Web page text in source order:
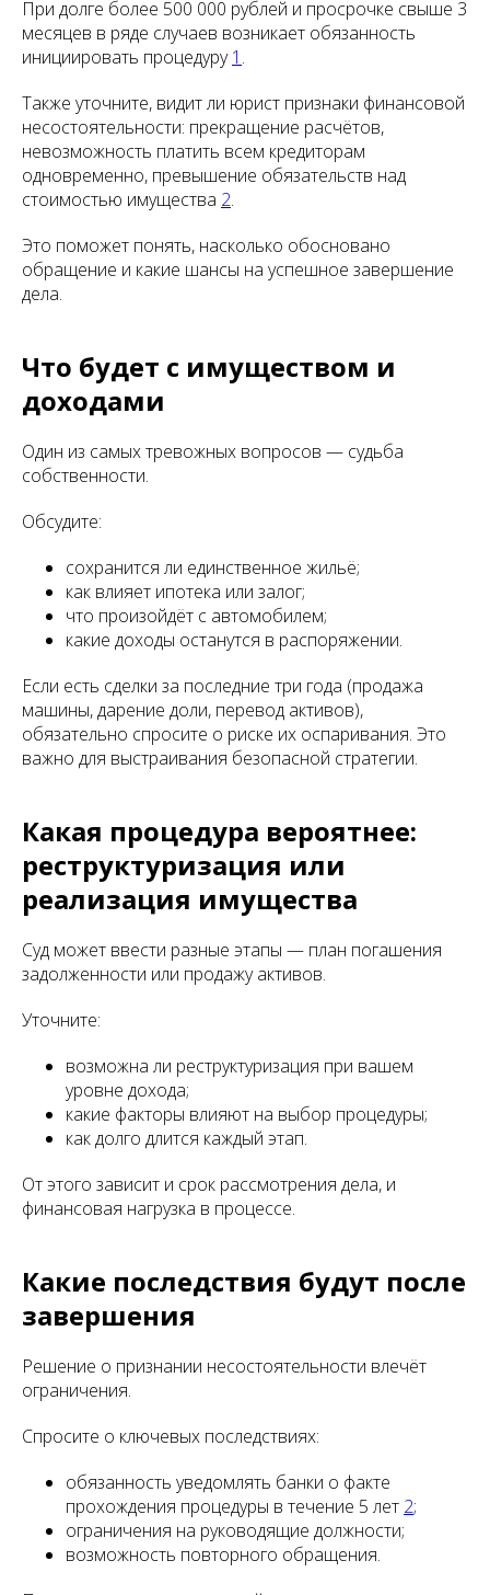
При долге более 500 000 рублей и просрочке свыше 3
месяцев в ряде случаев возникает обязанность
инициировать процедуру1 .
Также уточните, видит ли юрист признаки финансовой
несостоятельности: прекращение расчётов,
невозможность платить всем кредиторам
одновременно, превышение обязательств над
стоимостью имущества 2.
Это поможет понять, насколько обосновано
обращение и какие шансы на успешное завершение
дела.
Что будет с имуществом и
доходами
Один из самых тревожных вопросов — судьба
собственности.
Обсудите:
сохранится ли единственное жильё;
как влияет ипотека или залог;
что произойдёт с автомобилем;
какие доходы останутся в распоряжении.
Если есть сделки за последние три года (продажа
машины, дарение доли, перевод активов),
обязательно спросите о риске их оспаривания. Это
важно для выстраивания безопасной стратегии.
Какая процедура вероятнее:
реструктуризация или
реализация имущества
Суд может ввести разные этапы — план погашения
задолженности или продажу активов.
Уточните:
возможна ли реструктуризация при вашем
уровне дохода;
какие факторы влияют на выбор процедуры;
как долго длится каждый этап.
От этого зависит и срок рассмотрения дела, и
финансовая нагрузка в процессе.
Какие последствия будут после
завершения
Решение о признании несостоятельности влечёт
ограничения.
Спросите о ключевых последствиях:
обязанность уведомлять банки о факте
прохождения процедуры в течение 5 лет 2;
ограничения на руководящие должности;
возможность повторного обращения.